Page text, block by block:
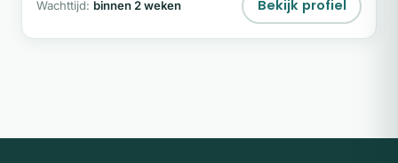
Wachttijd: binnen 2 weken Bekijk profiel